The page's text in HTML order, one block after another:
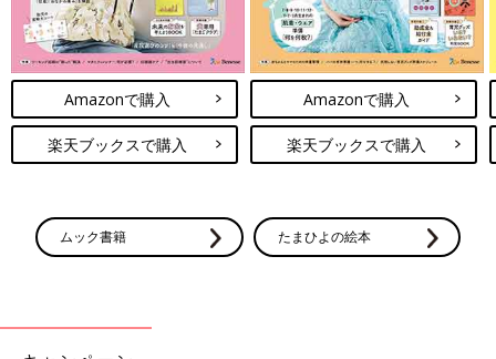
Amazonで購入
楽天ブックスで購入
Amazonで購入
楽天ブックスで購入
ムック書籍 たまひよの絵本